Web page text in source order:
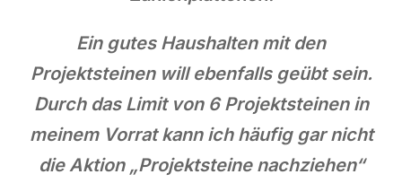
Ein gutes Haushalten mit den
Projektsteinen will ebenfalls geübt sein.
Durch das Limit von 6 Projektsteinen in
meinem Vorrat kann ich häufig gar nicht
die Aktion „Projektsteine nachziehen“